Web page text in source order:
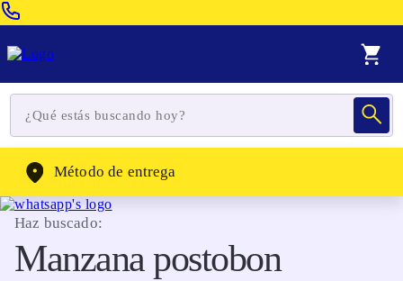
WhatsApp: (302) 262-4104
Método de entrega
Haz buscado:
Manzana postobon